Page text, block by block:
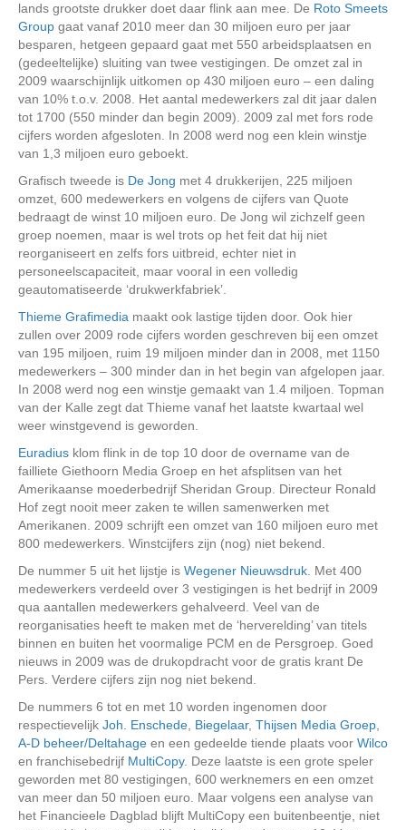
lands grootste drukker doet daar flink aan mee. De Roto Smeets
Group gaat vanaf 2010 meer dan 30 miljoen euro per jaar
besparen, hetgeen gepaard gaat met 550 arbeidsplaatsen en
(gedeeltelijke) sluiting van twee vestigingen. De omzet zal in
2009 waarschijnlijk uitkomen op 430 miljoen euro – een daling
van 10% t.o.v. 2008. Het aantal medewerkers zal dit jaar dalen
tot 1700 (550 minder dan begin 2009). 2009 zal met fors rode
cijfers worden afgesloten. In 2008 werd nog een klein winstje
van 1,3 miljoen euro geboekt.
Grafisch tweede is De Jong met 4 drukkerijen, 225 miljoen
omzet, 600 medewerkers en volgens de cijfers van Quote
bedraagt de winst 10 miljoen euro. De Jong wil zichzelf geen
groep noemen, maar is wel trots op het feit dat hij niet
reorganiseert en zelfs fors uitbreid, echter niet in
personeelscapaciteit, maar vooral in een volledig
geautomatiseerde ‘drukwerkfabriek’.
Thieme Grafimedia maakt ook lastige tijden door. Ook hier
zullen over 2009 rode cijfers worden geschreven bij een omzet
van 195 miljoen, ruim 19 miljoen minder dan in 2008, met 1150
medewerkers – 300 minder dan in het begin van afgelopen jaar.
In 2008 werd nog een winstje gemaakt van 1.4 miljoen. Topman
van der Kalle zegt dat Thieme vanaf het laatste kwartaal wel
weer winstgevend is geworden.
Euradius klom flink in de top 10 door de overname van de
failliete Giethoorn Media Groep en het afsplitsen van het
Amerikaanse moederbedrijf Sheridan Group. Directeur Ronald
Hof zegt nooit meer zaken te willen samenwerken met
Amerikanen. 2009 schrijft een omzet van 160 miljoen euro met
800 medewerkers. Winstcijfers zijn (nog) niet bekend.
De nummer 5 uit het lijstje is Wegener Nieuwsdruk . Met 400
medewerkers verdeeld over 3 vestigingen is het bedrijf in 2009
qua aantallen medewerkers gehalveerd. Veel van de
reorganisaties heeft te maken met de ‘herverelding’ van titels
binnen en buiten het voormalige PCM en de Persgroep. Goed
nieuws in 2009 was de drukopdracht voor de gratis krant De
Pers. Verdere cijfers zijn nog niet bekend.
De nummers 6 tot en met 10 worden ingenomen door
respectievelijk Joh. Enschede Biegelaar, Thijsen Media Groep
A-D beheer/Deltahage en een gedeelde tiende plaats voor Wilco
en franchisebedrijf MultiCopy. Deze laatste is een grote speler
geworden met 80 vestigingen, 600 werknemers en een omzet
van meer dan 50 miljoen euro. Maar volgens een analyse van
het Financieele Dagblad blijft MultiCopy een buitenbeentje, niet